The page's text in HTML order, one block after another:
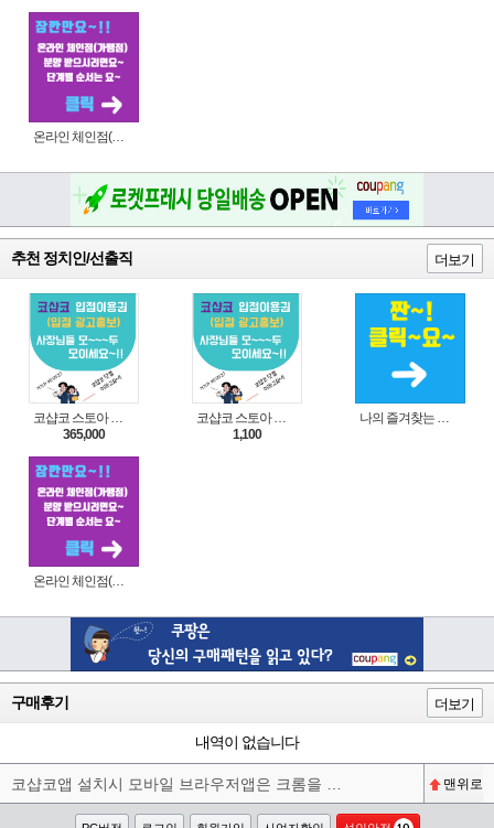
온라인 체인점(가맹점) 분양순서(필독)
추천 정치인/선출직 더보기
365,000
1,100
온라인 체인점(가맹점) 분양순서(필독)
구매후기 더보기
내역이 없습니다
맨위로